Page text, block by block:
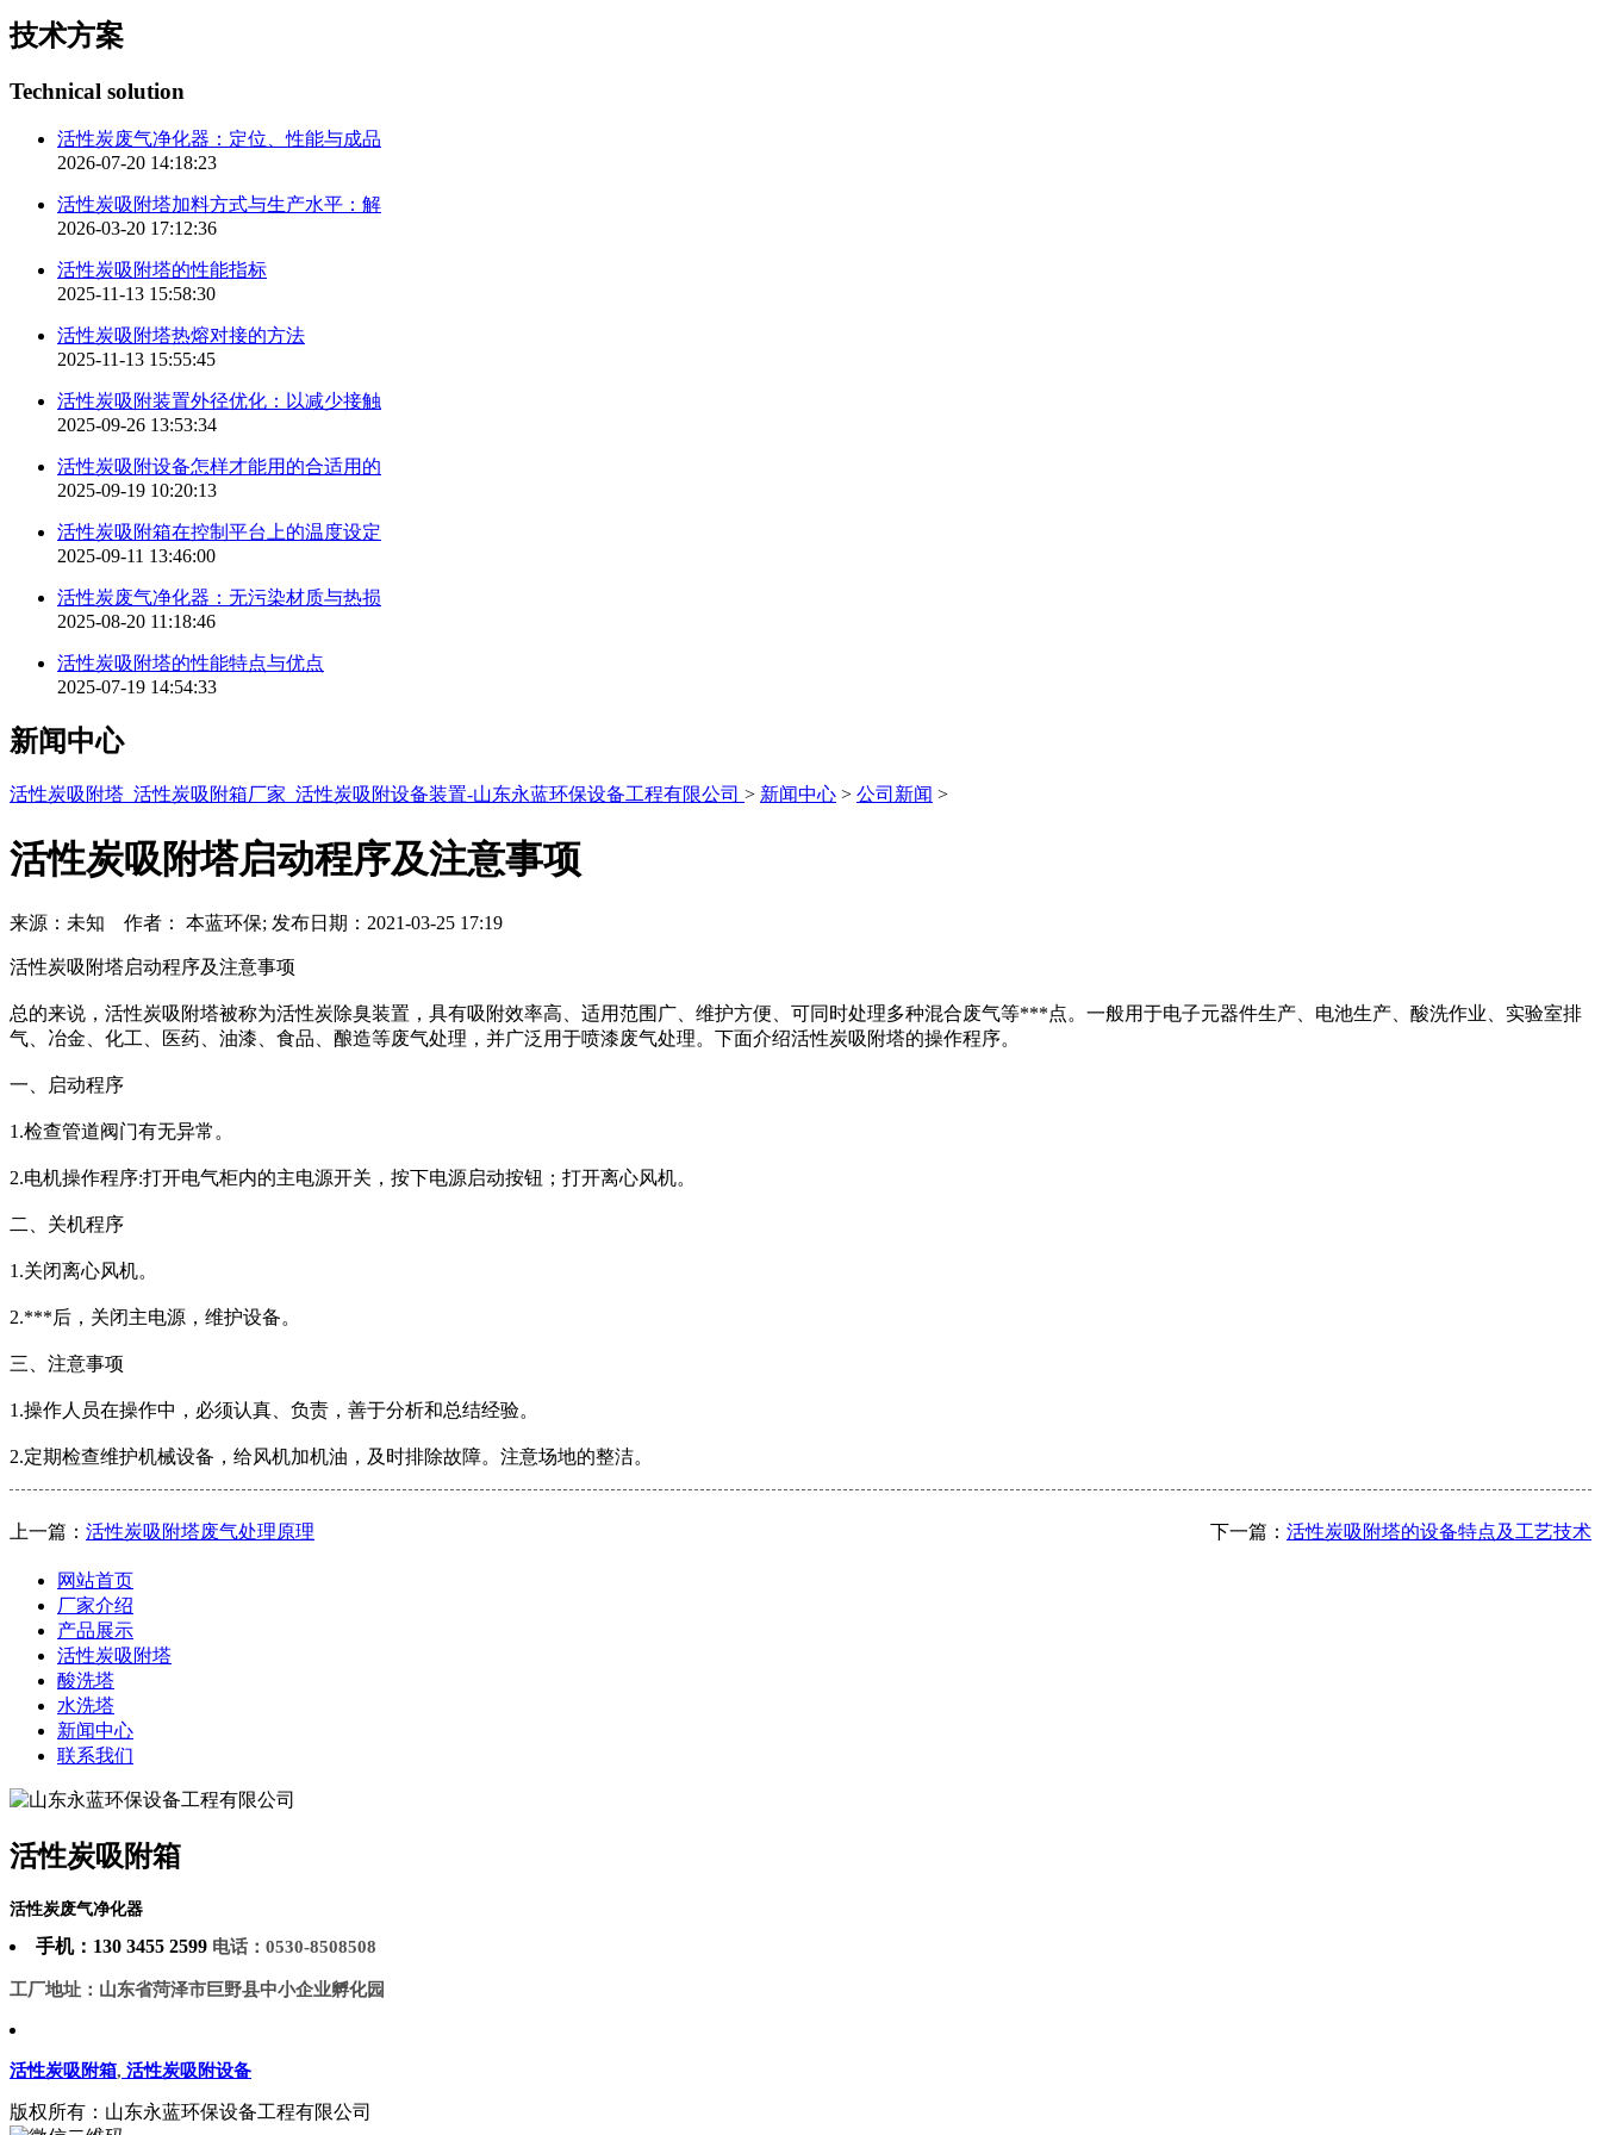
技术方案
Technical solution
活性炭废气净化器：定位、性能与成品
2026-07-20 14:18:23
活性炭吸附塔加料方式与生产水平：解
2026-03-20 17:12:36
活性炭吸附塔的性能指标
2025-11-13 15:58:30
活性炭吸附塔热熔对接的方法
2025-11-13 15:55:45
活性炭吸附装置外径优化：以减少接触
2025-09-26 13:53:34
活性炭吸附设备怎样才能用的合适用的
2025-09-19 10:20:13
活性炭吸附箱在控制平台上的温度设定
2025-09-11 13:46:00
活性炭废气净化器：无污染材质与热损
2025-08-20 11:18:46
活性炭吸附塔的性能特点与优点
2025-07-19 14:54:33
新闻中心
活性炭吸附塔_活性炭吸附箱厂家_活性炭吸附设备装置-山东永蓝环保设备工程有限公司 > 新闻中心 > 公司新闻 >
活性炭吸附塔启动程序及注意事项
来源：未知 作者： 本蓝环保; 发布日期：2021-03-25 17:19
活性炭吸附塔启动程序及注意事项
总的来说，活性炭吸附塔被称为活性炭除臭装置，具有吸附效率高、适用范围广、维护方便、可同时处理多种混合废气等***点。一般用于电子元器件生产、电池生产、酸洗作业、实验室排
气、冶金、化工、医药、油漆、食品、酿造等废气处理，并广泛用于喷漆废气处理。下面介绍活性炭吸附塔的操作程序。
一、启动程序
1.检查管道阀门有无异常。
2.电机操作程序:打开电气柜内的主电源开关，按下电源启动按钮；打开离心风机。
二、关机程序
1.关闭离心风机。
2.***后，关闭主电源，维护设备。
三、注意事项
1.操作人员在操作中，必须认真、负责，善于分析和总结经验。
2.定期检查维护机械设备，给风机加机油，及时排除故障。注意场地的整洁。
上一篇： 活性炭吸附塔废气处理原理 下一篇： 活性炭吸附塔的设备特点及工艺技术
网站首页
厂家介绍
产品展示
活性炭吸附塔
酸洗塔
水洗塔
新闻中心
联系我们
活性炭吸附箱
活性炭废气净化器
手机：130 3455 2599 电话：0530-8508508
工厂地址：山东省菏泽市巨野县中小企业孵化园
活性炭吸附箱, 活性炭吸附设备
版权所有：山东永蓝环保设备工程有限公司